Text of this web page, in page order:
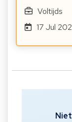
Voltijds
17 Jul